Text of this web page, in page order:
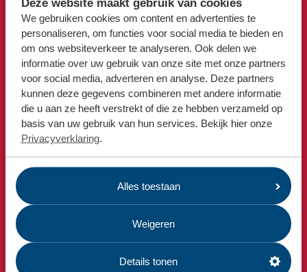
We gebruiken cookies om content en advertenties te
personaliseren, om functies voor social media te bieden en
om ons websiteverkeer te analyseren. Ook delen we
informatie over uw gebruik van onze site met onze partners
voor social media, adverteren en analyse. Deze partners
kunnen deze gegevens combineren met andere informatie
die u aan ze heeft verstrekt of die ze hebben verzameld op
basis van uw gebruik van hun services. Bekijk hier onze
Privacyverklaring.
Alles toestaan
Weigeren
Details tonen
Pers
Locaties
Werken bij
Voor gemeenten
Voor leveranciers en bezoekers
Snel naar
Afvalkalender
Omrin Afvalapp
Milieustraat
Afspraak milieustraat
Afval aanmelden
Nieuws
Emissiecijfers
Omrin Bedrijfsafval
Estafette recyclewinkels
Vacatures